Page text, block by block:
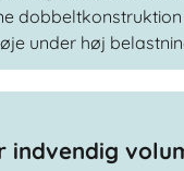
under høj
indvendig